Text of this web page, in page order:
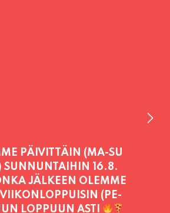
TÄNÄÄN:
11:00 - 21:00
PÄIVITTÄIN (MA-SU
SUNNUNTAIHIN 16.8.